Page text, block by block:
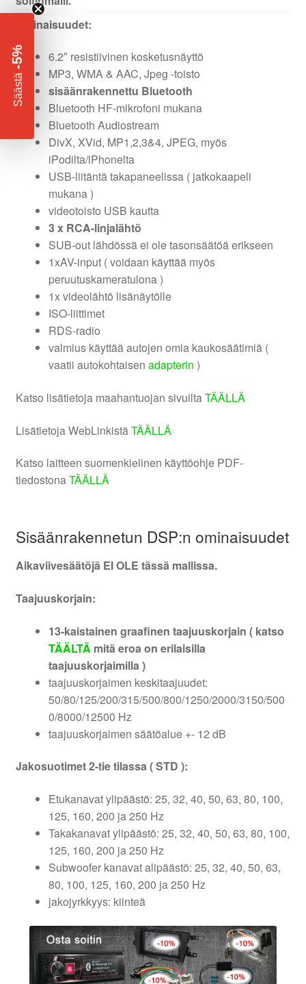
Ominaisuudet:
6.2″ resistiivinen kosketusnäyttö
MP3, WMA & AAC, Jpeg -toisto
sisäänrakennettu Bluetooth
Bluetooth HF-mikrofoni mukana
Bluetooth Audiostream
DivX, XVid, MP1,2,3&4, JPEG, myös
iPodilta/iPhonelta
USB-liitäntä takapaneelissa ( jatkokaapeli
mukana )
videotoisto USB kautta
3 x RCA-linjalähtö
SUB-out lähdössä ei ole tasonsäätöä erikseen
1xAV-input ( voidaan käyttää myös
peruutuskameratulona )
1x videolähtö lisänäytölle
ISO-liittimet
RDS-radio
valmius käyttää autojen omia kaukosäätimiä (
vaatii autokohtaisen adapterin )
Katso lisätietoja maahantuojan sivuiltaTÄÄLLÄ
Lisätietoja WebLinkistäTÄÄLLÄ
Katso laitteen suomenkielinen käyttöohje PDF-
tiedostonaTÄÄLLÄ
Sisäänrakennetun DSP:n ominaisuudet
Aikaviivesäätöjä EI OLE tässä mallissa.
Taajuuskorjain:
13-kaistainen graafinen taajuuskorjain ( katso
TÄÄLTÄ mitä eroa on erilaisilla
taajuuskorjaimilla )
taajuuskorjaimen keskitaajuudet:
50/80/125/200/315/500/800/1250/2000/3150/500
0/8000/12500 Hz
taajuuskorjaimen säätöalue +- 12 dB
Jakosuotimet 2-tie tilassa ( STD ):
Etukanavat ylipäästö: 25, 32, 40, 50, 63, 80, 100,
125, 160, 200 ja 250 Hz
Takakanavat ylipäästö: 25, 32, 40, 50, 63, 80, 100,
125, 160, 200 ja 250 Hz
Subwoofer kanavat alipäästö: 25, 32, 40, 50, 63,
80, 100, 125, 160, 200 ja 250 Hz
jakojyrkkyys: kiinteä
Säästä
-5%